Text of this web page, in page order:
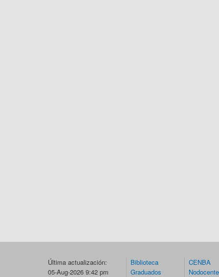
Última actualización:
05-Aug-2026 9:42 pm
Biblioteca
Graduados
CENBA